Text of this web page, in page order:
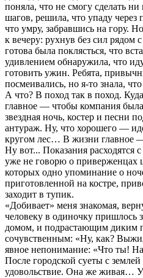
поняла, что не смогу сделать
шагов, решила, что упаду
что умру, забравшись на гору.
к вечеру: рухнув без сил рядом
готова была поклясться, что
удивлением обнаружила, что
готовить ужин. Ребята,
посмеивались, но я-то знала,
А что? В поход так в поход.
главное — чтобы компания
звездная ночь, костер и песни
антураж. Ну, что хорошего —
кругом лес… В жизни главное
Ну вот... Показания расходятся
уже не говорю о приверженцах
которых одно упоминание о
приготовленной на костре,
заходит в тупик.
«Добивает» меня знакомая,
человеку в одиночку пришлось
домом, и подрастающим диким
сочувственным: «Ну, как?
явное непонимание: «Что ты!
После городской суеты с
удовольствие. Она же живая…